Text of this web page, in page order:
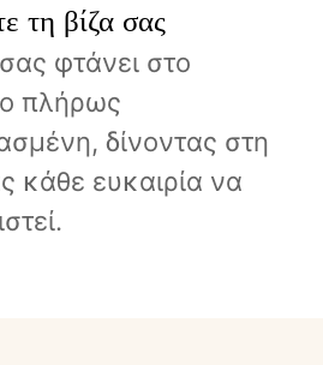
τη βίζα σας
φτάνει στο
πλήρως
δίνοντας στη
κάθε ευκαιρία να